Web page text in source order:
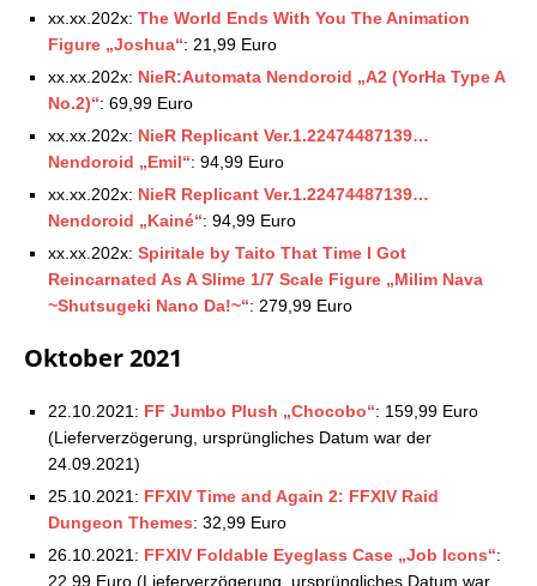
Square Enix Store: Aktuelle Vorbestellungen –
23.07.2021
Square Enix Store: Aktuelle Vorbestellungen –
05.08.2021
Square Enix Store: Aktuelle Vorbestellungen –
17.08.2021
Square Enix Store: Aktuelle Vorbestellungen –
20.08.2021
Square Enix Store: Aktuelle Vorbestellungen –
28.08.2021
02.09.2021
07.09.2021
Square Enix Store: Aktuelle Vorbestellungen –
17.09.2021
Square Enix Store: Aktuelle Vorbestellungen –
24.09.2021
Square Enix Store: Aktuelle Vorbestellungen –
01.10.2021
xx.xx.202x: The World Ends With You The Animation
Figure „Joshua“: 21,99 Euro
xx.xx.202x: NieR:Automata Nendoroid „A2 (YorHa Type A
No.2)“: 69,99 Euro
xx.xx.202x: NieR Replicant Ver.1.22474487139…
Nendoroid „Emil“: 94,99 Euro
xx.xx.202x: NieR Replicant Ver.1.22474487139…
Nendoroid „Kainé“: 94,99 Euro
xx.xx.202x: Spiritale by Taito That Time I Got
Reincarnated As A Slime 1/7 Scale Figure „Milim Nava
~Shutsugeki Nano Da!~“: 279,99 Euro
Oktober 2021
22.10.2021: FF Jumbo Plush „Chocobo“: 159,99 Euro
(Lieferverzögerung, ursprüngliches Datum war der
24.09.2021)
25.10.2021: FFXIV Time and Again 2: FFXIV Raid
Dungeon Themes: 32,99 Euro
26.10.2021: FFXIV Foldable Eyeglass Case „Job Icons“:
22,99 Euro (Lieferverzögerung, ursprüngliches Datum war